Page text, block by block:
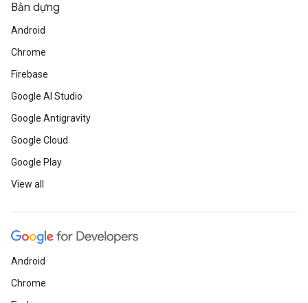
Bản dựng
Android
Chrome
Firebase
Google AI Studio
Google Antigravity
Google Cloud
Google Play
View all
Android
Chrome